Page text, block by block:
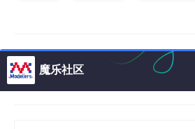
在地图左侧面板筛选
魔乐社区